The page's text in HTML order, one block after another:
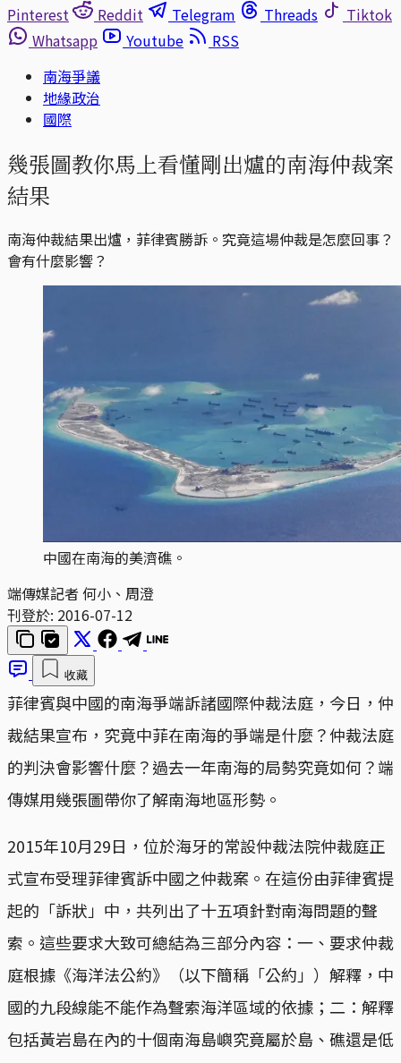
Pinterest
Reddit Telegram Threads
Tiktok
Whatsapp
Youtube
RSS
南海爭議
地緣政治
國際
幾張圖教你馬上看懂剛出爐的南海仲裁案
結果
南海仲裁結果出爐，菲律賓勝訴。究竟這場仲裁是怎麼回事？
會有什麼影響？
中國在南海的美濟礁。
端傳媒記者 何小、周澄
刊登於: 2016-07-12
收藏
菲律賓與中國的南海爭端訴諸國際仲裁法庭，今日，仲
裁結果宣布，究竟中菲在南海的爭端是什麼？仲裁法庭
的判決會影響什麼？過去一年南海的局勢究竟如何？端
傳媒用幾張圖帶你了解南海地區形勢。
2015年10月29日，位於海牙的常設仲裁法院仲裁庭正
式宣布受理菲律賓訴中國之仲裁案。在這份由菲律賓提
起的「訴狀」中，共列出了十五項針對南海問題的聲
索。這些要求大致可總結為三部分內容：一、要求仲裁
庭根據《海洋法公約》（以下簡稱「公約」）解釋，中
國的九段線能不能作為聲索海洋區域的依據；二：解釋
包括黃岩島在內的十個南海島嶼究竟屬於島、礁還是低